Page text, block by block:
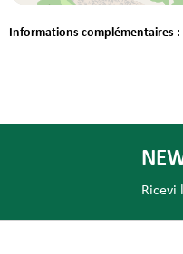
Informations complémentaires :
Ricevi